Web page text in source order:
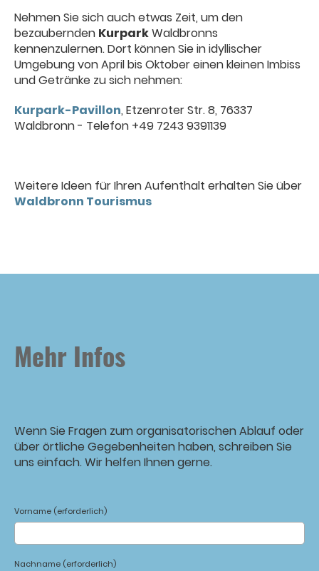
Nehmen Sie sich auch etwas Zeit, um den
bezaubernden KurparkWaldbronns
kennenzulernen. Dort können Sie in idyllischer
Umgebung von April bis Oktober einen kleinen Imbiss
und Getränke zu sich nehmen:
Kurpark-Pavillon, Etzenroter Str. 8, 76337
Waldbronn - Telefon +49 7243 9391139
Weitere Ideen für Ihren Aufenthalt erhalten Sie über
Waldbronn Tourismus
Mehr Infos
Wenn Sie Fragen zum organisatorischen Ablauf oder
über örtliche Gegebenheiten haben, schreiben Sie
uns einfach. Wir helfen Ihnen gerne.
Vorname (erforderlich)
Nachname (erforderlich)